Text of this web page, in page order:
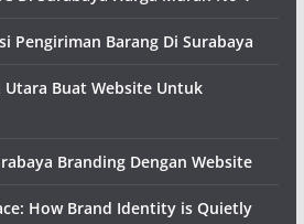
Pengiriman Barang Di Surabaya
Utara Buat Website Untuk
Branding Dengan Website
How Brand Identity is Quietly